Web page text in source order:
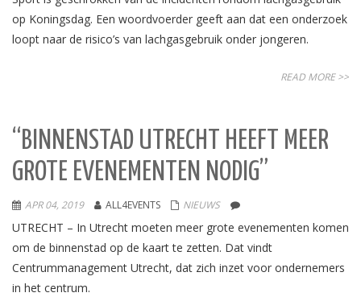
op Koningsdag. Een woordvoerder geeft aan dat een onderzoek
loopt naar de risico’s van lachgasgebruik onder jongeren.
READ MORE >>
“BINNENSTAD UTRECHT HEEFT MEER
GROTE EVENEMENTEN NODIG”
APR 04, 2019 ALL4EVENTS NIEUWS
UTRECHT – In Utrecht moeten meer grote evenementen komen
om de binnenstad op de kaart te zetten. Dat vindt
Centrummanagement Utrecht, dat zich inzet voor ondernemers
in het centrum.